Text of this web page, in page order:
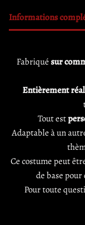
Informations
Fabriqué sur
Entièrement
Tout est
Adaptable à un
Ce costume peut
de base pour
Pour toute